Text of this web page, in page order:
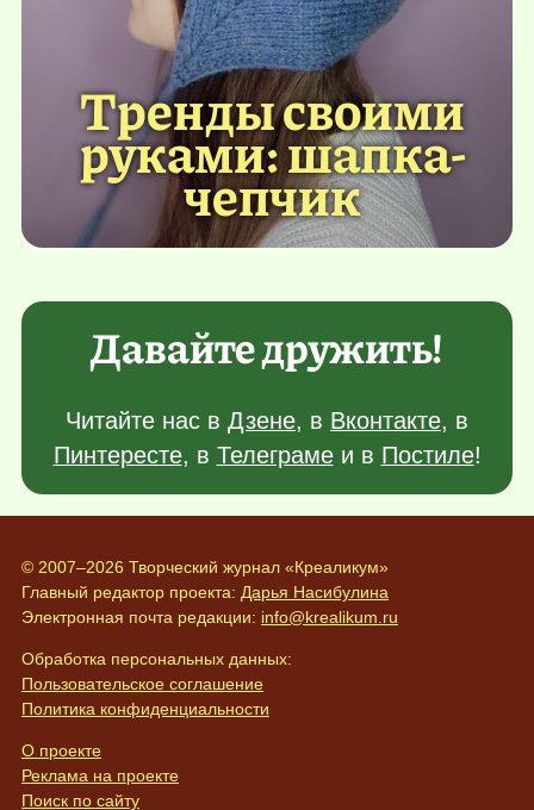
Тренды своими
руками: шапка-
чепчик
Давайте дружить!
Читайте нас в Дзене, в Вконтакте, в
Пинтересте, в Телеграмеи в Постиле!
© 2007–2026 Творческий журнал «Креаликум»
Главный редактор проекта: Дарья Насибулина
Электронная почта редакции: info@krealikum.ru
Обработка персональных данных:
Пользовательское соглашение
Политика конфиденциальности
О проекте
Реклама на проекте
Поиск по сайту